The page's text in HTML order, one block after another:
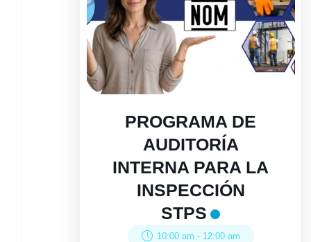
PROGRAMA DE
AUDITORÍA
INTERNA PARA LA
INSPECCIÓN
STPS
10:00 am - 12:00 am